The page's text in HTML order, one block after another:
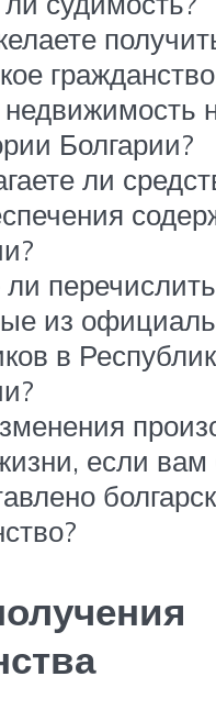
Болгарии?
ли
перечислить
из
в
если вам